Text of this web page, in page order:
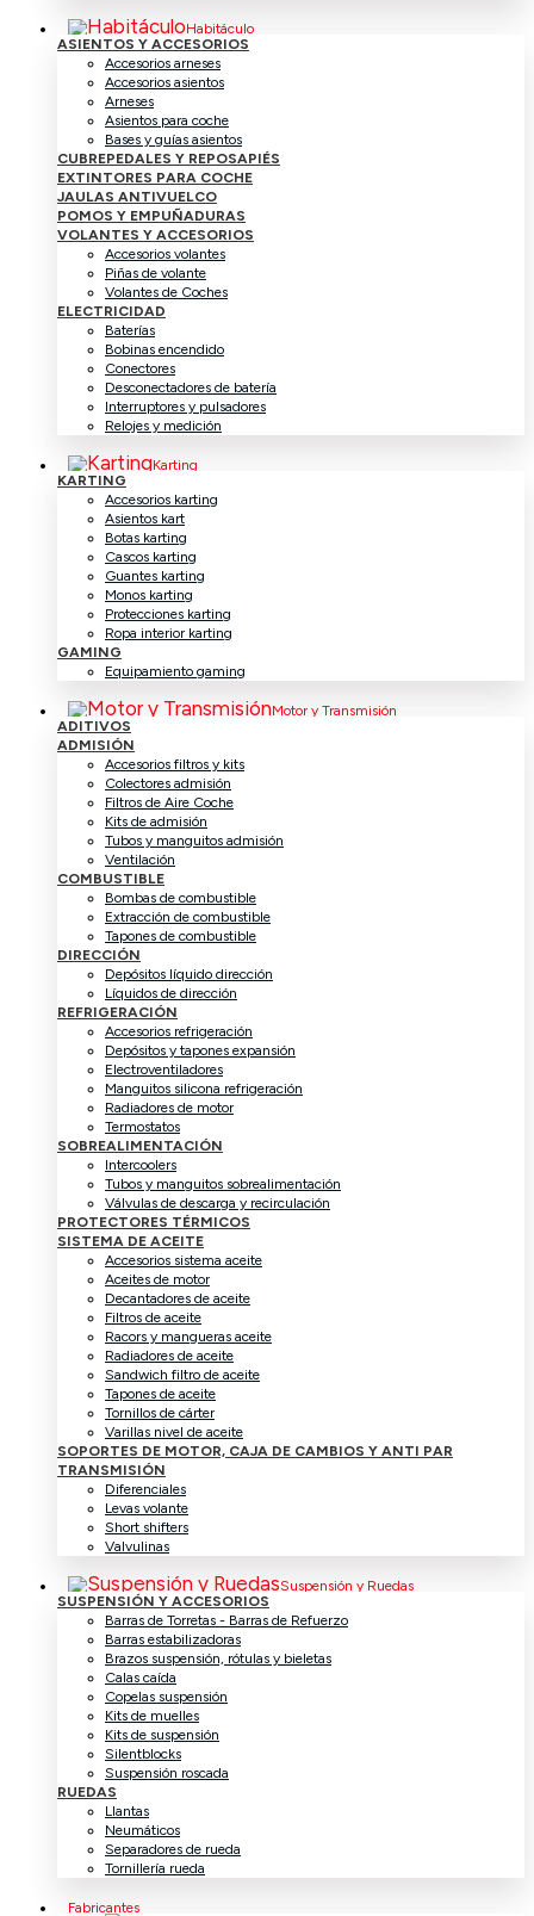
Habitáculo
ASIENTOS Y ACCESORIOS
Accesorios arneses
Accesorios asientos
Arneses
Asientos para coche
Bases y guías asientos
CUBREPEDALES Y REPOSAPIÉS
EXTINTORES PARA COCHE
JAULAS ANTIVUELCO
POMOS Y EMPUÑADURAS
VOLANTES Y ACCESORIOS
Accesorios volantes
Piñas de volante
Volantes de Coches
ELECTRICIDAD
Baterías
Bobinas encendido
Conectores
Desconectadores de batería
Interruptores y pulsadores
Relojes y medición
Karting
KARTING
Accesorios karting
Asientos kart
Botas karting
Cascos karting
Guantes karting
Monos karting
Protecciones karting
Ropa interior karting
GAMING
Equipamiento gaming
Motor y Transmisión
ADITIVOS
ADMISIÓN
Accesorios filtros y kits
Colectores admisión
Filtros de Aire Coche
Kits de admisión
Tubos y manguitos admisión
Ventilación
COMBUSTIBLE
Bombas de combustible
Extracción de combustible
Tapones de combustible
DIRECCIÓN
Depósitos líquido dirección
Líquidos de dirección
REFRIGERACIÓN
Accesorios refrigeración
Depósitos y tapones expansión
Electroventiladores
Manguitos silicona refrigeración
Radiadores de motor
Termostatos
SOBREALIMENTACIÓN
Intercoolers
Tubos y manguitos sobrealimentación
Válvulas de descarga y recirculación
PROTECTORES TÉRMICOS
SISTEMA DE ACEITE
Accesorios sistema aceite
Aceites de motor
Decantadores de aceite
Filtros de aceite
Racors y mangueras aceite
Radiadores de aceite
Sandwich filtro de aceite
Tapones de aceite
Tornillos de cárter
Varillas nivel de aceite
SOPORTES DE MOTOR, CAJA DE CAMBIOS Y ANTI PAR
TRANSMISIÓN
Diferenciales
Levas volante
Short shifters
Valvulinas
Suspensión y Ruedas
SUSPENSIÓN Y ACCESORIOS
Barras de Torretas - Barras de Refuerzo
Barras estabilizadoras
Brazos suspensión, rótulas y bieletas
Calas caída
Copelas suspensión
Kits de muelles
Kits de suspensión
Silentblocks
Suspensión roscada
RUEDAS
Llantas
Neumáticos
Separadores de rueda
Tornillería rueda
Fabricantes